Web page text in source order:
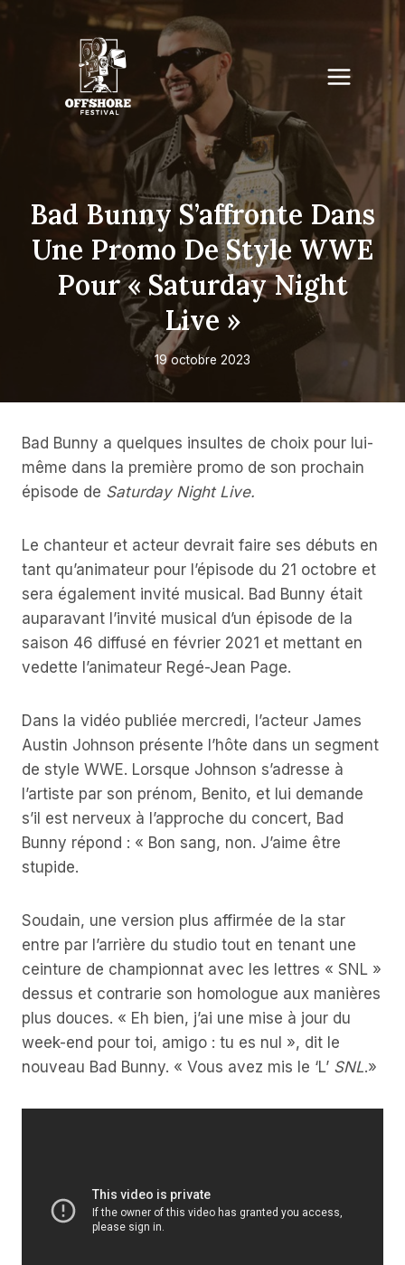
Skip
Bad Bunny S’affronte Dans
Une Promo De Style WWE
Pour « Saturday Night
Live »
19 octobre 2023
Bad Bunny a quelques insultes de choix pour lui-
même dans la première promo de son prochain
épisode de Saturday Night Live.
Le chanteur et acteur devrait faire ses débuts en
tant qu’animateur pour l’épisode du 21 octobre et
sera également invité musical. Bad Bunny était
auparavant l’invité musical d’un épisode de la
saison 46 diffusé en février 2021 et mettant en
vedette l’animateur Regé-Jean Page.
Dans la vidéo publiée mercredi, l’acteur James
Austin Johnson présente l’hôte dans un segment
de style WWE. Lorsque Johnson s’adresse à
l’artiste par son prénom, Benito, et lui demande
s’il est nerveux à l’approche du concert, Bad
Bunny répond : « Bon sang, non. J’aime être
stupide.
Soudain, une version plus affirmée de la star
entre par l’arrière du studio tout en tenant une
ceinture de championnat avec les lettres « SNL »
dessus et contrarie son homologue aux manières
plus douces. « Eh bien, j’ai une mise à jour du
week-end pour toi, amigo : tu es nul », dit le
nouveau Bad Bunny. « Vous avez mis le ‘L’ SNL.»